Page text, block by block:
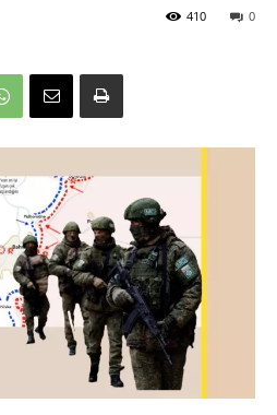
0
410